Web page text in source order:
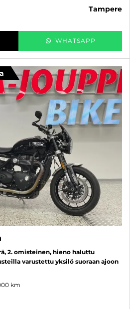
tampere
WHATSAPP
2. omisteinen, hieno haluttu
varustettu yksilö suoraan ajoon
km